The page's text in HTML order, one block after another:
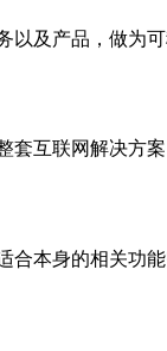
及产品，做为可
套互联网解决方案
合本身的相关功能